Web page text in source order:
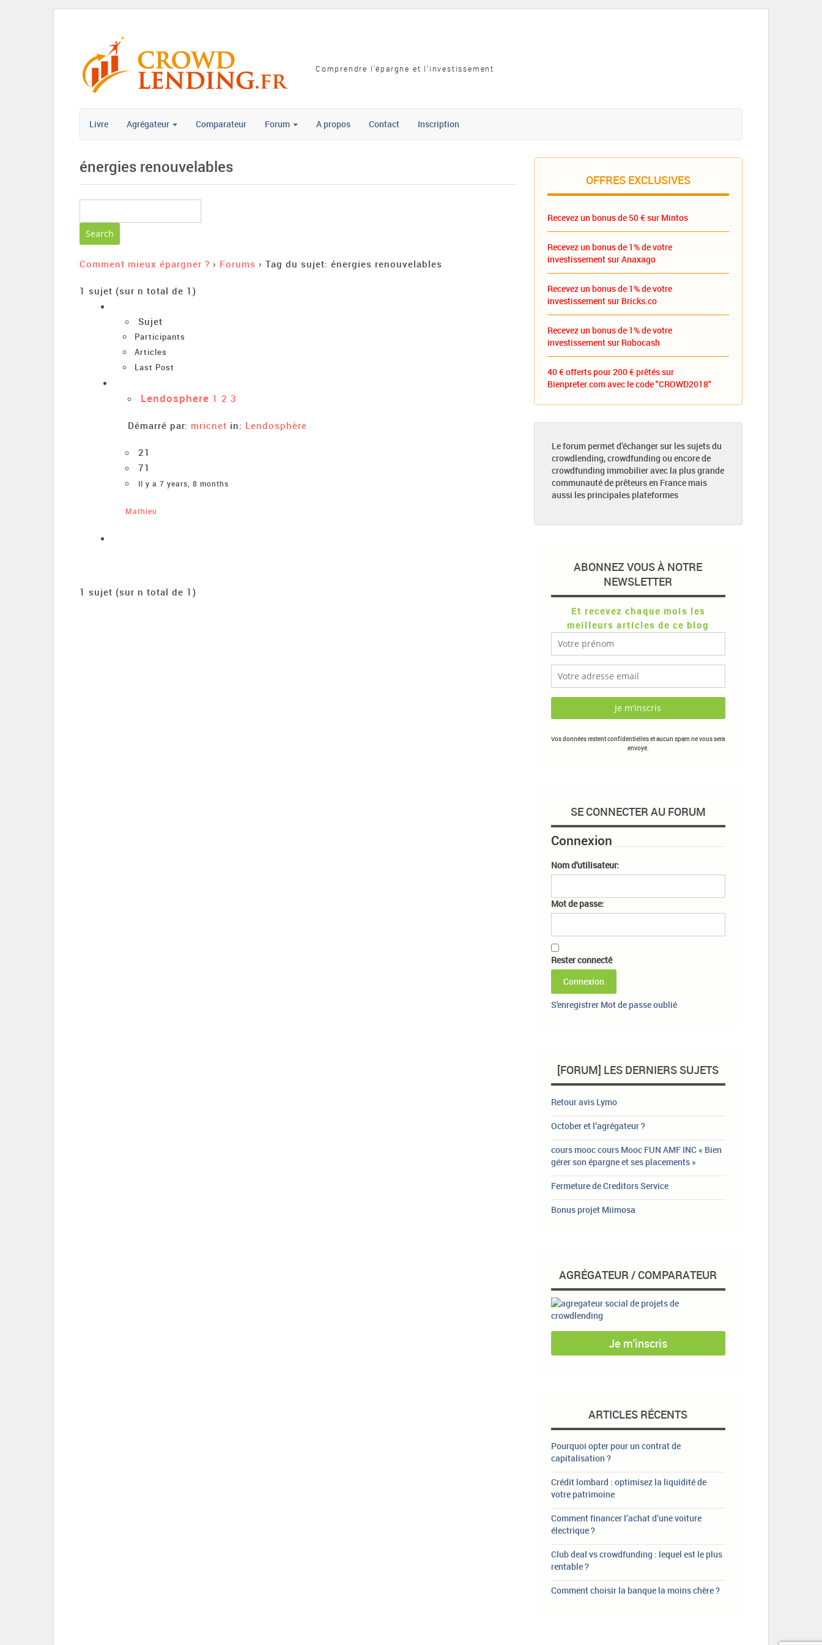
Comprendre l'épargne et l'investissement
Livre Agrégateur Comparateur Forum A propos Contact Inscription
énergies renouvelables
Comment mieux épargner ? › Forums › Tag du sujet: énergies renouvelables
1 sujet (sur n total de 1)
Sujet
Participants
Articles
Last Post
Lendosphere 1 2 3
Démarré par: mricnet in: Lendosphère
21
71
Il y a 7 years, 8 months
Mathieu
1 sujet (sur n total de 1)
OFFRES EXCLUSIVES
Recevez un bonus de 50 € sur Mintos
Recevez un bonus de 1% de votre
investissement sur Anaxago
Recevez un bonus de 1% de votre
investissement sur Bricks.co
Recevez un bonus de 1% de votre
investissement sur Robocash
40 € offerts pour 200 € prêtés sur
Bienpreter.com avec le code "CROWD2018"
Le forum permet d’échanger sur les sujets du
crowdlending, crowdfunding ou encore de
crowdfunding immobilier avec la plus grande
communauté de prêteurs en France mais
aussi les principales plateformes
ABONNEZ VOUS À NOTRE
NEWSLETTER
Et recevez chaque mois les
meilleurs articles de ce blog
Vos données restent confidentielles et aucun spam ne vous sera
envoyé.
SE CONNECTER AU FORUM
Connexion
Nom d'utilisateur:
Mot de passe:
Rester connecté
Connexion
S'enregistrer Mot de passe oublié
[FORUM] LES DERNIERS SUJETS
Retour avis Lymo
October et l’agrégateur ?
cours mooc cours Mooc FUN AMF INC « Bien
gérer son épargne et ses placements »
Fermeture de Creditors Service
Bonus projet Miimosa
AGRÉGATEUR / COMPARATEUR
Je m'inscris
ARTICLES RÉCENTS
Pourquoi opter pour un contrat de
capitalisation ?
Crédit lombard : optimisez la liquidité de
votre patrimoine
Comment financer l’achat d’une voiture
électrique ?
Club deal vs crowdfunding : lequel est le plus
rentable ?
Comment choisir la banque la moins chère ?